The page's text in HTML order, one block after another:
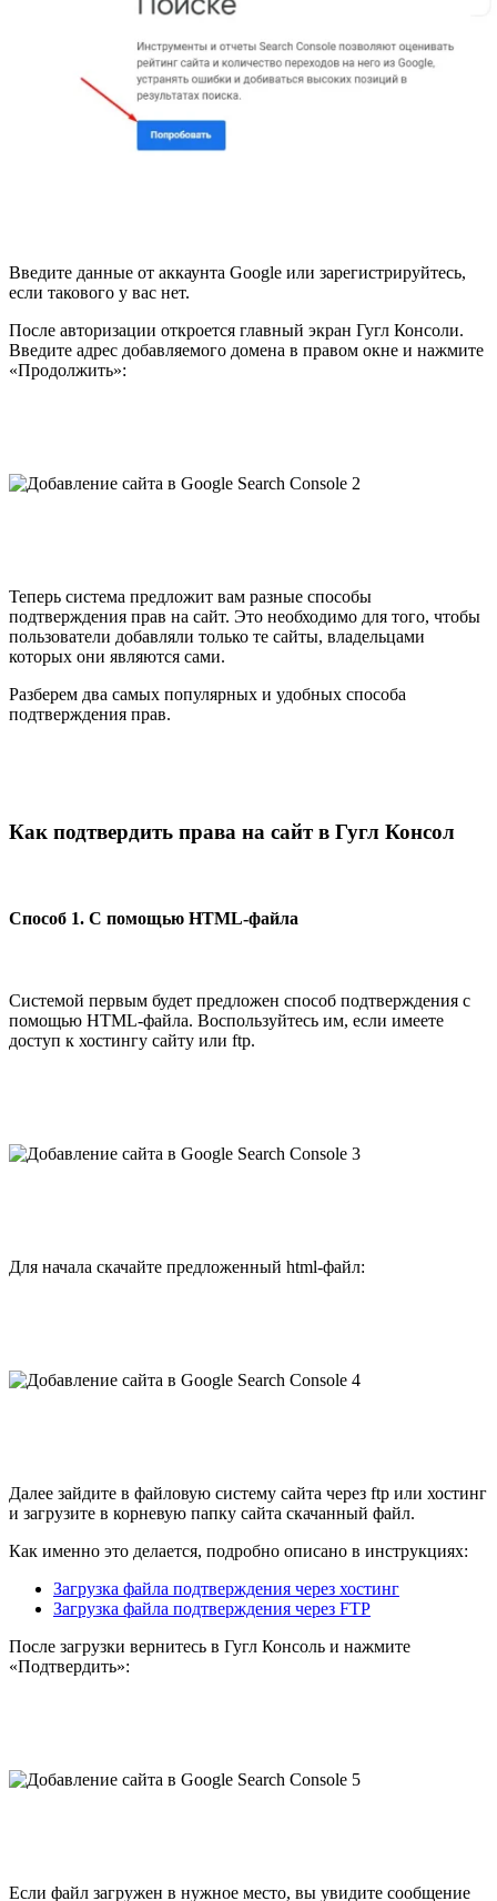
Введите данные от аккаунта Google или зарегистрируйтесь,
если такового у вас нет.
После авторизации откроется главный экран Гугл Консоли.
Введите адрес добавляемого домена в правом окне и нажмите
«Продолжить»:
Теперь система предложит вам разные способы
подтверждения прав на сайт. Это необходимо для того, чтобы
пользователи добавляли только те сайты, владельцами
которых они являются сами.
Разберем два самых популярных и удобных способа
подтверждения прав.
Как подтвердить права на сайт в Гугл Консол
Способ 1. С помощью HTML-файла
Системой первым будет предложен способ подтверждения с
помощью HTML-файла. Воспользуйтесь им, если имеете
доступ к хостингу сайту или ftp.
Для начала скачайте предложенный html-файл:
Далее зайдите в файловую систему сайта через ftp или хостинг
и загрузите в корневую папку сайта скачанный файл.
Как именно это делается, подробно описано в инструкциях:
Загрузка файла подтверждения через хостинг
Загрузка файла подтверждения через FTP
После загрузки вернитесь в Гугл Консоль и нажмите
«Подтвердить»:
Если файл загружен в нужное место, вы увидите сообщение